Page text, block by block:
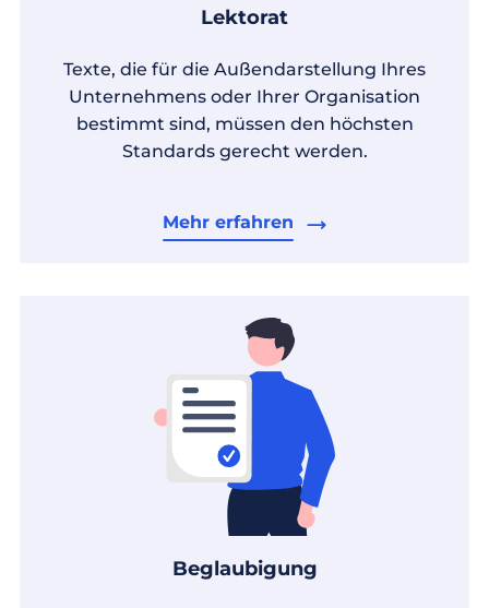
Lektorat
Texte, die für die Außendarstellung Ihres
Unternehmens oder Ihrer Organisation
bestimmt sind, müssen den höchsten
Standards gerecht werden.
Mehr erfahren
Beglaubigung